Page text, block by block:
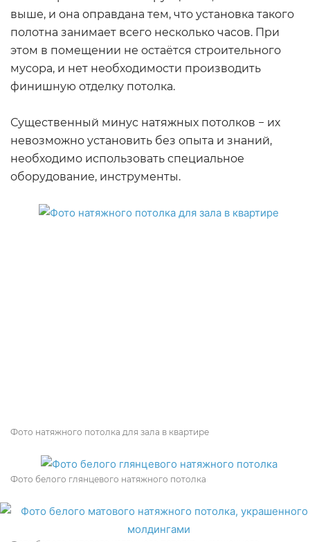
выше, и она оправдана тем, что установка такого
полотна занимает всего несколько часов. При
этом в помещении не остаётся строительного
мусора, и нет необходимости производить
финишную отделку потолка.
Существенный минус натяжных потолков − их
невозможно установить без опыта и знаний,
необходимо использовать специальное
оборудование, инструменты.
Фото натяжного потолка для зала в квартире
Фото белого глянцевого натяжного потолка